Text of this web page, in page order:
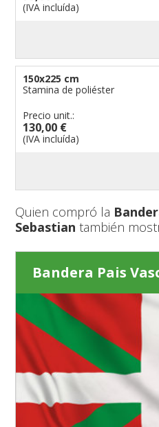
(IVA incluída)
150x225 cm
Stamina de poliéster
Precio unit.:
130,00 €
(IVA incluída)
Quien compró la
Sebastian también
Bandera Pais